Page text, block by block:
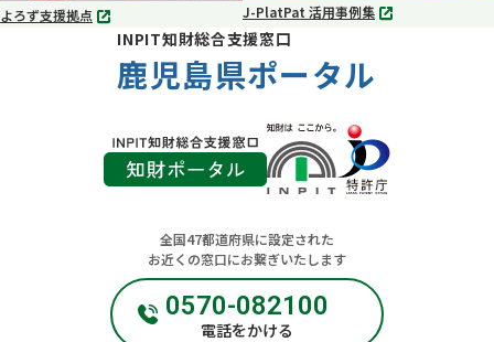
よろず支援拠点
別
J-PlatPat 活用事例集
別
INPIT知財総合支援窓口
鹿児島県ポータル
全国47都道府県に設定された
お近くの窓口にお繋ぎいたします
0570-082100
電話をかける